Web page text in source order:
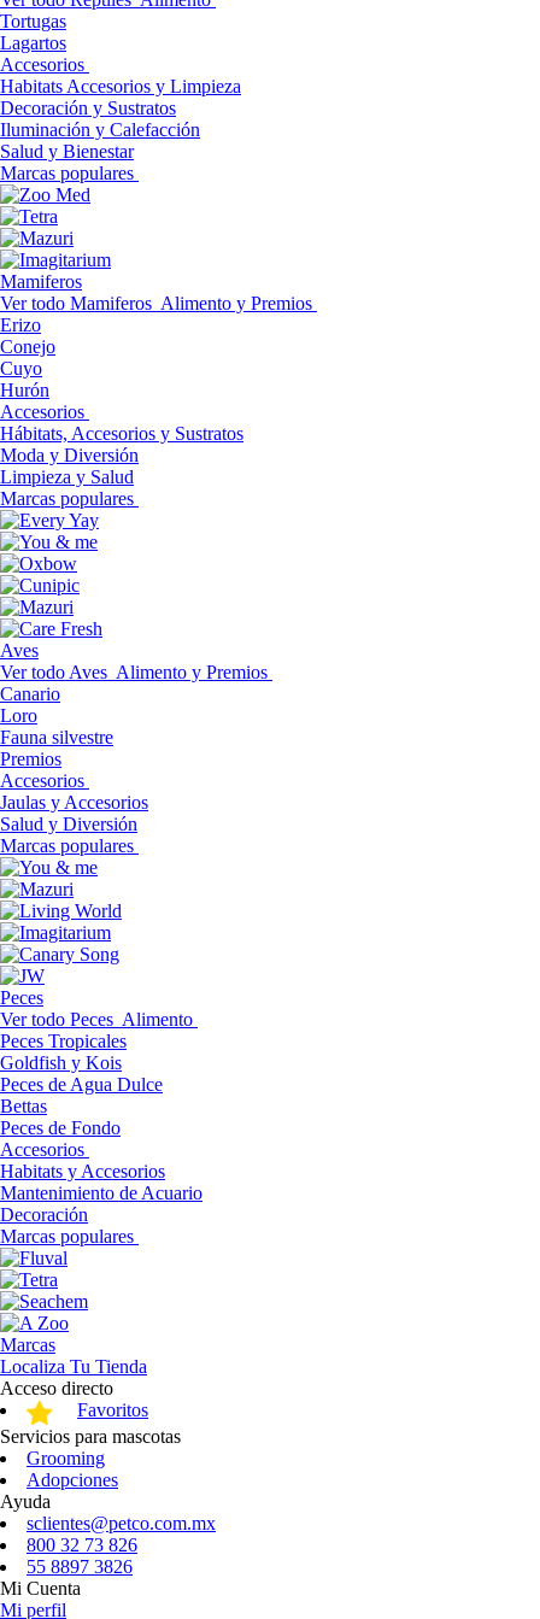
Tortugas
Lagartos
Accesorios
Habitats Accesorios y Limpieza
Decoración y Sustratos
Iluminación y Calefacción
Salud y Bienestar
Marcas populares
Mamiferos
Ver todo Mamiferos Alimento y Premios
Erizo
Conejo
Cuyo
Hurón
Accesorios
Hábitats, Accesorios y Sustratos
Moda y Diversión
Limpieza y Salud
Marcas populares
Aves
Ver todo Aves Alimento y Premios
Canario
Loro
Fauna silvestre
Premios
Accesorios
Jaulas y Accesorios
Salud y Diversión
Marcas populares
Peces
Ver todo Peces Alimento
Peces Tropicales
Goldfish y Kois
Peces de Agua Dulce
Bettas
Peces de Fondo
Accesorios
Habitats y Accesorios
Mantenimiento de Acuario
Decoración
Marcas populares
Marcas
Localiza Tu Tienda
Acceso directo
Favoritos
Servicios para mascotas
Grooming
Adopciones
Ayuda
sclientes@petco.com.mx
800 32 73 826
55 8897 3826
Mi Cuenta
Mi perfil